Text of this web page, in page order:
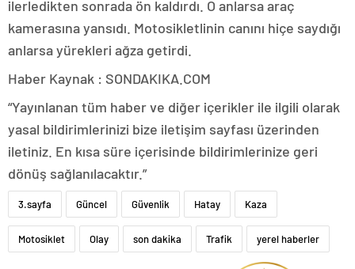
ilerledikten sonrada ön kaldırdı. O anlarsa araç
kamerasına yansıdı. Motosikletlinin canını hiçe saydığı
anlarsa yürekleri ağza getirdi.
Haber Kaynak : SONDAKIKA.COM
“Yayınlanan tüm haber ve diğer içerikler ile ilgili olarak
yasal bildirimlerinizi bize iletişim sayfası üzerinden
iletiniz. En kısa süre içerisinde bildirimlerinize geri
dönüş sağlanılacaktır.”
3.sayfa Güncel Güvenlik Hatay Kaza
Motosiklet Olay son dakika Trafik yerel haberler